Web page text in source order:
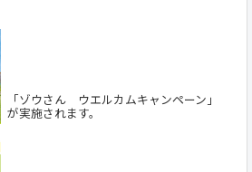
「ゾウさん ウエルカムキャンペーン」
が実施されます。